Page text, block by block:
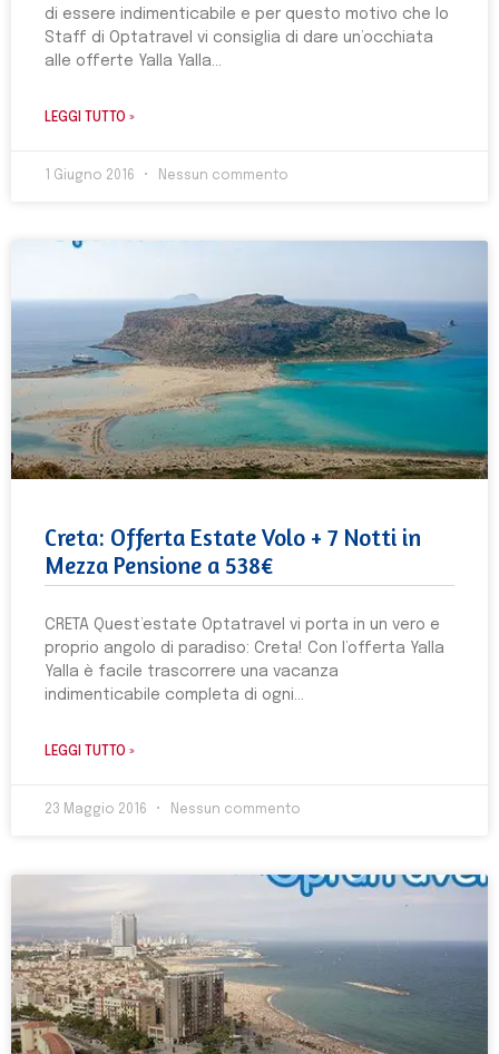
di essere indimenticabile e per questo motivo che lo
Staff di Optatravel vi consiglia di dare un’occhiata
alle offerte Yalla Yalla
LEGGI TUTTO »
1 Giugno 2016 Nessun commento
Creta: Offerta Estate Volo + 7 Notti in
Mezza Pensione a 538€
CRETA Quest’estate Optatravel vi porta in un vero e
proprio angolo di paradiso: Creta! Con l’offerta Yalla
Yalla è facile trascorrere una vacanza
indimenticabile completa di ogni
LEGGI TUTTO »
23 Maggio 2016 Nessun commento